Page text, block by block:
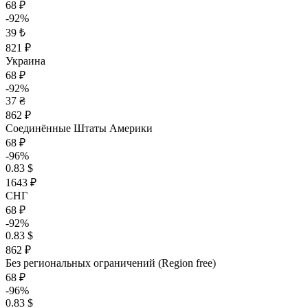
68 ₽
-92%
39 ₺
821 ₽
Украина
68 ₽
-92%
37 ₴
862 ₽
Соединённые Штаты Америки
68 ₽
-96%
0.83 $
1643 ₽
СНГ
68 ₽
-92%
0.83 $
862 ₽
Без региональных ограничений (Region free)
68 ₽
-96%
0.83 $